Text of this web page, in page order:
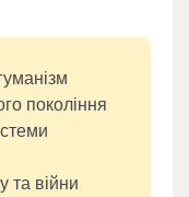
покоління
та війни